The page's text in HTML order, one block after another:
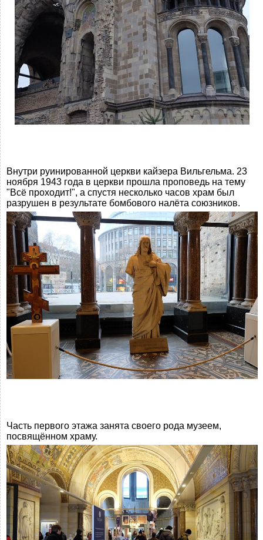
Внутри руинированной церкви кайзера Вильгельма. 23
ноября 1943 года в церкви прошла проповедь на тему
"Всё проходит!", а спустя несколько часов храм был
разрушен в результате бомбового налёта союзников.
Часть первого этажа занята своего рода музеем,
посвящённом храму.